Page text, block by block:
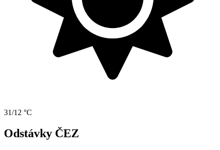
31/12 °C
Odstávky ČEZ